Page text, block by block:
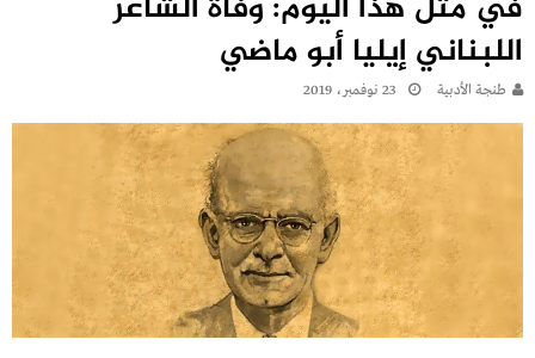
اللبناني إيليا أبو ماضي
طنجة الأدبية 23 نوفمبر، 2019